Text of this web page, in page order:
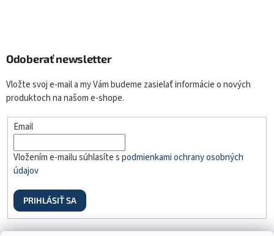
Odoberať newsletter
Vložte svoj e-mail a my Vám budeme zasielať informácie o nových
produktoch na našom e-shope.
Email
Vložením e-mailu súhlasíte spodmienkami ochrany osobných
údajov
PRIHLÁSIŤ SA